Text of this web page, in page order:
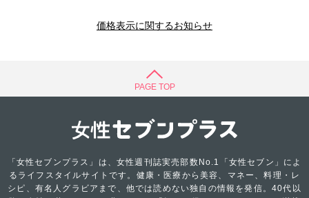
価格表示に関するお知らせ
PAGE TOP
「女性セブンプラス」は、女性週刊誌実売部数No.1「女性セブン」によ
るライフスタイルサイトです。健康・医療から美容、マネー、料理・レ
シピ、有名人グラビアまで、他では読めない独自の情報を発信。40代以